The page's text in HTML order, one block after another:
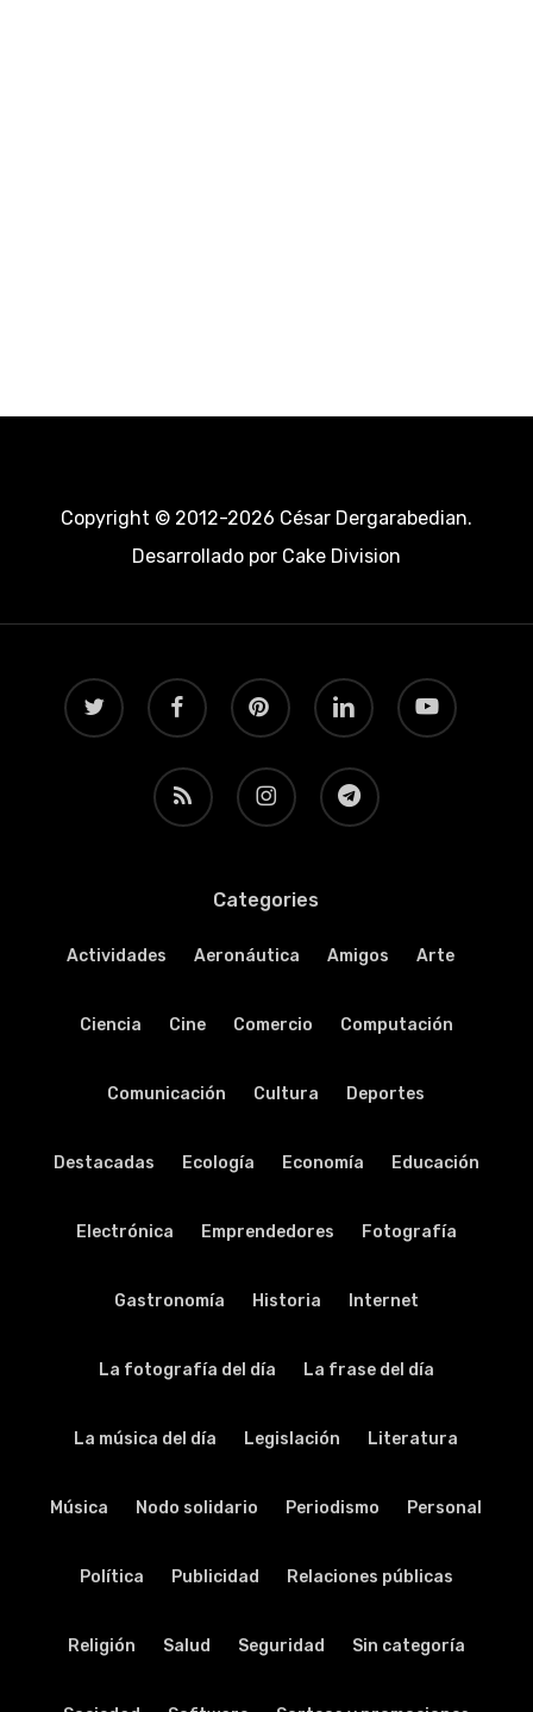
Copyright © 2012-2026 César Dergarabedian.
Desarrollado porCake Division
twitter facebook pinterest linkedin youtube
RSS instagram telegram
Categories
Actividades Aeronáutica Amigos Arte
Ciencia Cine Comercio Computación
Comunicación Cultura Deportes
Destacadas Ecología Economía Educación
Electrónica Emprendedores Fotografía
Gastronomía Historia Internet
La fotografía del día La frase del día
La música del día Legislación Literatura
Música Nodo solidario Periodismo Personal
Política Publicidad Relaciones públicas
Religión Salud Seguridad Sin categoría